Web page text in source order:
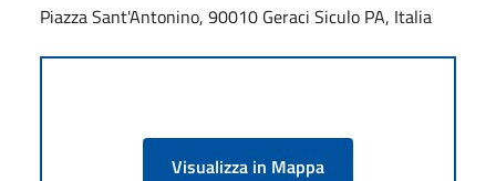
Piazza Sant'Antonino, 90010 Geraci Siculo PA, Italia
Visualizza in Mappa